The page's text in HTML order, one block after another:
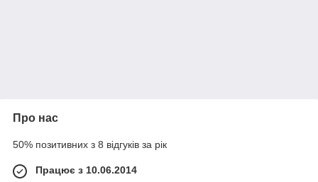
Про нас
50% позитивних з 8 відгуків за рік
Працює з 10.06.2014